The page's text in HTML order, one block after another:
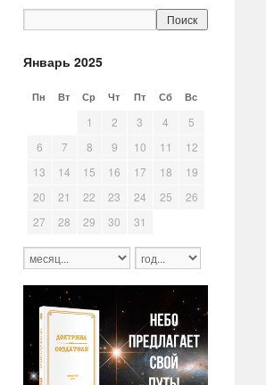
Январь 2025
Пн Вт Ср Чт Пт Сб Вс
1 2 3 4
5
6
7 8 9 10 11
12
13
14 15 16 17 18
19
20
21 22 23 24 25
26
27
28 29 30 31